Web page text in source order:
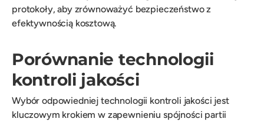
protokoły, aby zrównoważyć bezpieczeństwo z
efektywnością kosztową.
Porównanie technologii
kontroli jakości
Wybór odpowiedniej technologii kontroli jakości jest
kluczowym krokiem w zapewnieniu spójności partii